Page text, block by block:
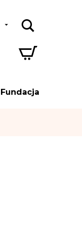
Fundacja